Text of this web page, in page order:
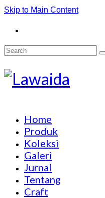
Skip to Main Content
Search
Home
Produk
Koleksi
Galeri
Jurnal
Tentang
Craft